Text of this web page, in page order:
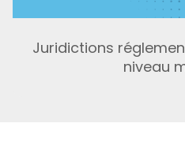
Juridictions
niveau